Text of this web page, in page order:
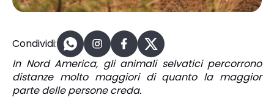
Condividi:
In Nord America, gli animali selvatici percorrono
distanze molto maggiori di quanto la maggior
parte delle persone creda.